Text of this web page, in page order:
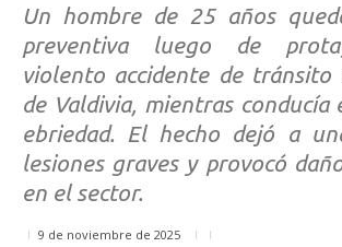
Un hombre de 25 años
preventiva luego de
violento accidente de
de Valdivia, mientras conducía
ebriedad. El hecho dejó a
lesiones graves y provocó
en el sector.
9 de noviembre de 2025